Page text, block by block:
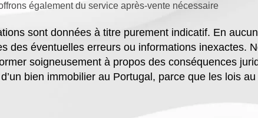
également du service après-vente nécessaire
sont données à titre purement indicatif. En
des éventuelles erreurs ou informations inexactes.
soigneusement à propos des conséquences
bien immobilier au Portugal, parce que les lois